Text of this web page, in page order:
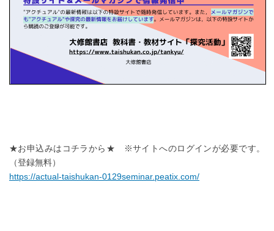
★お申込みはコチラから★ ※サイトへのログインが必要です。
（登録無料）
https://actual-taishukan-0129seminar.peatix.com/